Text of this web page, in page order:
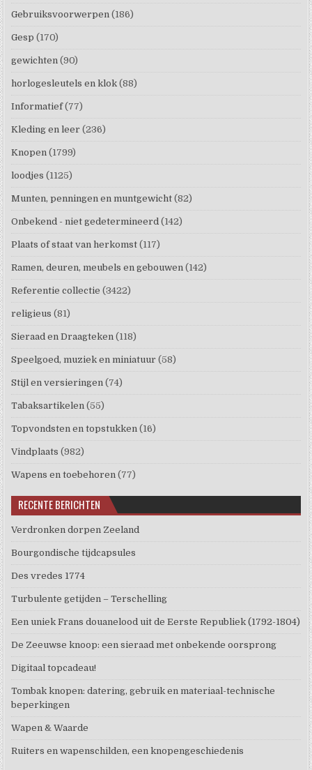
Gebruiksvoorwerpen (186)
Gesp (170)
gewichten (90)
horlogesleutels en klok (88)
Informatief (77)
Kleding en leer (236)
Knopen (1799)
loodjes (1125)
Munten, penningen en muntgewicht (82)
Onbekend - niet gedetermineerd (142)
Plaats of staat van herkomst (117)
Ramen, deuren, meubels en gebouwen (142)
Referentie collectie (3422)
religieus (81)
Sieraad en Draagteken (118)
Speelgoed, muziek en miniatuur (58)
Stijl en versieringen (74)
Tabaksartikelen (55)
Topvondsten en topstukken (16)
Vindplaats (982)
Wapens en toebehoren (77)
RECENTE BERICHTEN
Verdronken dorpen Zeeland
Bourgondische tijdcapsules
Des vredes 1774
Turbulente getijden – Terschelling
Een uniek Frans douanelood uit de Eerste Republiek (1792-1804)
De Zeeuwse knoop: een sieraad met onbekende oorsprong
Digitaal topcadeau!
Tombak knopen: datering, gebruik en materiaal-technische
beperkingen
Wapen & Waarde
Ruiters en wapenschilden, een knopengeschiedenis